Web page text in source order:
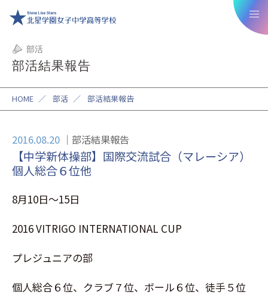
部活
部活結果報告
HOME ／ 部活 ／ 部活結果報告
2016.08.20 部活結果報告
【中学新体操部】国際交流試合（マレーシア）
個人総合６位他
8月10日〜15日
2016 VITRIGO INTERNATIONAL CUP
プレジュニアの部
個人総合６位、クラブ７位、ボール６位、徒手５位